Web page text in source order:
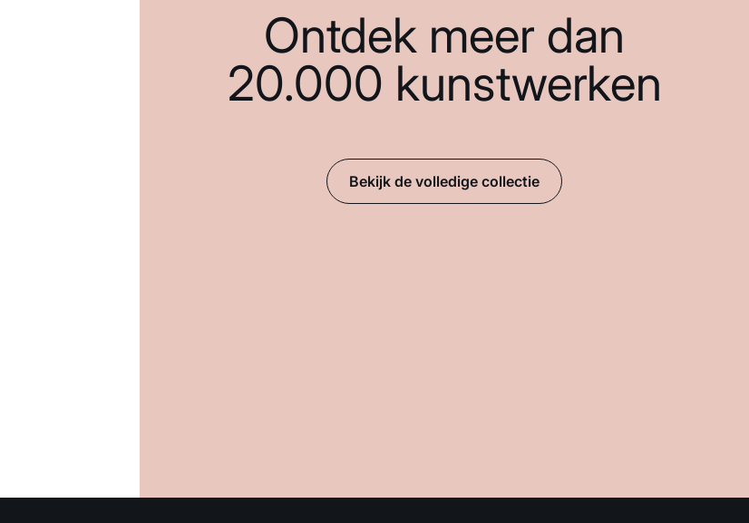
Ontdek meer dan
20.000 kunstwerken
Bekijk de volledige collectie